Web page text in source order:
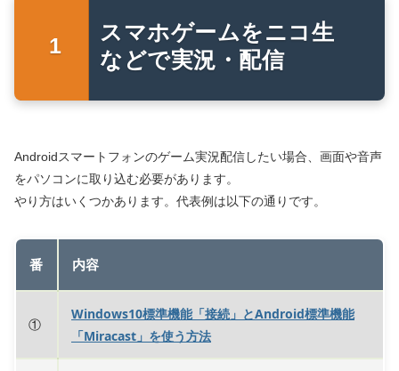
スマホゲームをニコ生
などで実況・配信
Androidスマートフォンのゲーム実況配信したい場合、画面や音声
をパソコンに取り込む必要があります。
やり方はいくつかあります。代表例は以下の通りです。
番 内容
①
Windows10標準機能「接続」とAndroid標準機能
「Miracast」を使う方法